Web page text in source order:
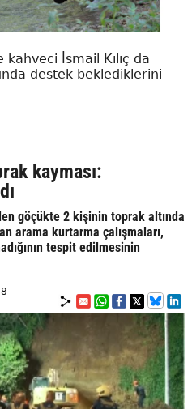
kahveci İsmail Kılıç da
destek beklediklerini
kayması:
göçükte 2 kişinin toprak altında
arama kurtarma çalışmaları,
tespit edilmesinin